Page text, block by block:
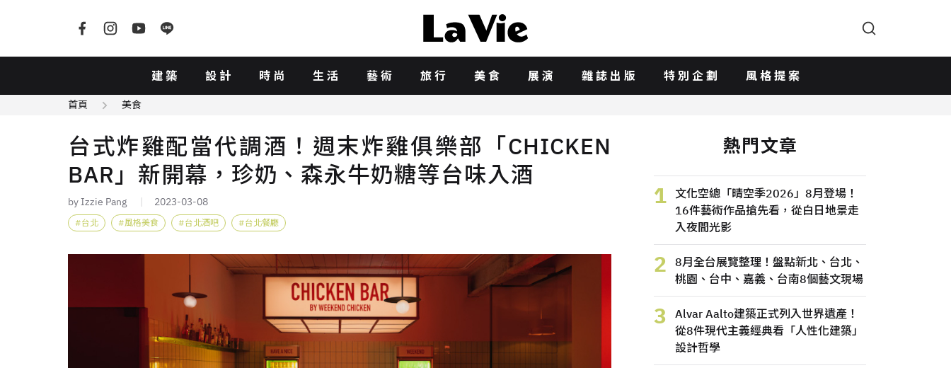
建築 設計 時尚 生活 藝術 旅行 美食 展演 雜誌出版 特別企劃 風格提案
首頁 美食
台式炸雞配當代調酒！週末炸雞俱樂部「CHICKEN
BAR」新開幕，珍奶、森永牛奶糖等台味入酒
by Izzie Pang 2023-03-08
台北 風格美食 台北酒吧 台北餐廳
熱門文章
1
文化空總「晴空季2026」8月登場！
16件藝術作品搶先看，從白日地景走
入夜間光影
2
8月全台展覽整理！盤點新北、台北、
桃園、台中、嘉義、台南8個藝文現場
3
Alvar Aalto建築正式列入世界遺產！
從8件現代主義經典看「人性化建築」
設計哲學